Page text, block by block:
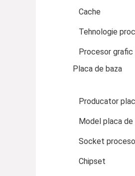
Cache
Tehnologie
Procesor
Placa de baza
Producator
Model placa de
Socket
Chipset